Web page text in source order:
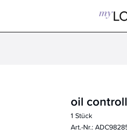
Sonne
Pinsel Lippen
Pinsel Sets
oil
1 Stück
Art.-Nr.: